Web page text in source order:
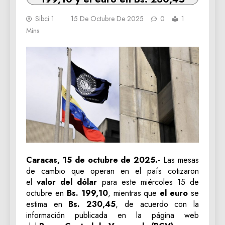
Sibci 1 15 De Octubre De 2025 0
1
Mins
Caracas, 15 de octubre de 2025.- Las mesas
de cambio que operan en el país cotizaron
elvalor del dólar para este miércoles 15 de
octubre en Bs. 199,10, mientras que el euro se
estima en Bs. 230,45, de acuerdo con la
información publicada en la página web